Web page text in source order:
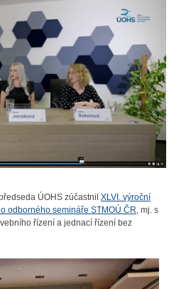
ÚOHS zúčastnil XLVI. výroční
odborného semináře STMOÚ ČR, mj. s
řízení a jednací řízení bez